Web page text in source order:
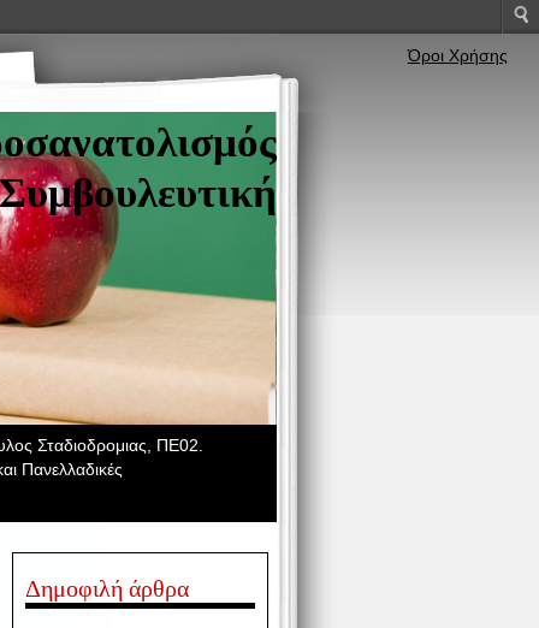
Σταδιοδρομιας, ΠΕ02.
Πανελλαδικές
Δημοφιλή άρθρα
Όροι Χρήσης